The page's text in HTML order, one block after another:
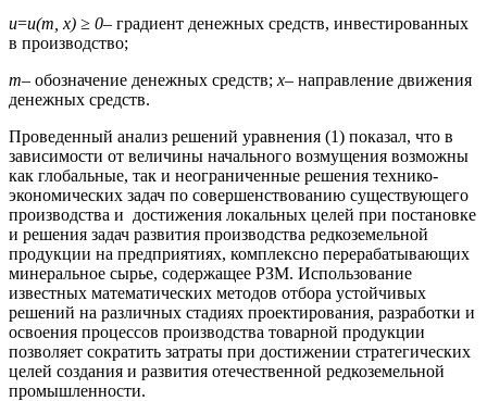
u=u(m x) ≥ 0– градиент денежных средств, инвестированных
в производство;
m– обозначение денежных средств; x– направление движения
денежных средств.
Проведенный анализ решений уравнения (1) показал, что в
зависимости от величины начального возмущения возможны
как глобальные, так и неограниченные решения технико-
экономических задач по совершенствованию существующего
производства и достижения локальных целей при постановке
и решения задач развития производства редкоземельной
продукции на предприятиях, комплексно перерабатывающих
минеральное сырье, содержащее РЗМ. Использование
известных математических методов отбора устойчивых
решений на различных стадиях проектирования, разработки и
освоения процессов производства товарной продукции
позволяет сократить затраты при достижении стратегических
целей создания и развития отечественной редкоземельной
промышленности.